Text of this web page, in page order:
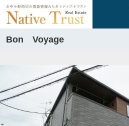
Bon Voyage